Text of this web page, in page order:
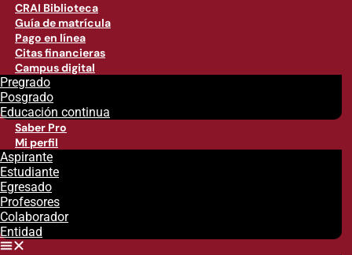
CRAI Biblioteca
Guía de matrícula
Pago en línea
Citas financieras
Campus digital
Pregrado
Posgrado
Educación continua
Saber Pro
Mi perfil
Aspirante
Estudiante
Egresado
Profesores
Colaborador
Entidad